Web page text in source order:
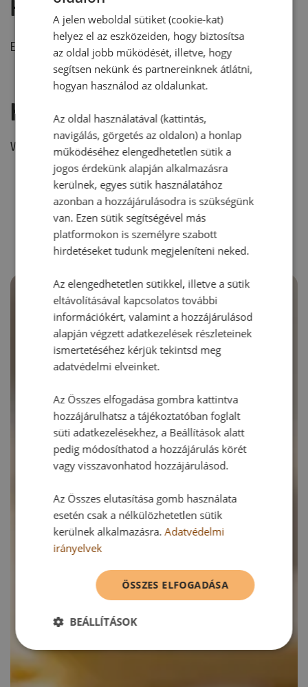
Hozzászólások
Ehhez a recepthez még nem érkezett hozzászólás.
Hozzászólás írása
Vélemény írásához, kérjük,jelentkezz be!
RECEPTAJÁNLÓ
A jelen weboldal sütiket (cookie-kat)
helyez el az eszközeiden, hogy biztosítsa
az oldal jobb működését, illetve, hogy
segítsen nekünk és partnereinknek átlátni,
hogyan használod az oldalunkat.
Az oldal használatával (kattintás,
navigálás, görgetés az oldalon) a honlap
működéséhez elengedhetetlen sütik a
jogos érdekünk alapján alkalmazásra
kerülnek, egyes sütik használatához
azonban a hozzájárulásodra is szükségünk
van. Ezen sütik segítségével más
platformokon is személyre szabott
hirdetéseket tudunk megjeleníteni neked.
Az elengedhetetlen sütikkel, illetve a sütik
eltávolításával kapcsolatos további
információkért, valamint a hozzájárulásod
alapján végzett adatkezelések részleteinek
ismertetéséhez kérjük tekintsd meg
adatvédelmi elveinket.
Az Összes elfogadása gombra kattintva
hozzájárulhatsz a tájékoztatóban foglalt
süti adatkezelésekhez, a Beállítások alatt
pedig módosíthatod a hozzájárulás körét
vagy visszavonhatod hozzájárulásod.
Az Összes elutasítása gomb használata
esetén csak a nélkülözhetetlen sütik
kerülnek alkalmazásra.Adatvédelmi
irányelvek
ÖSSZES ELFOGADÁSA
BEÁLLÍTÁSOK